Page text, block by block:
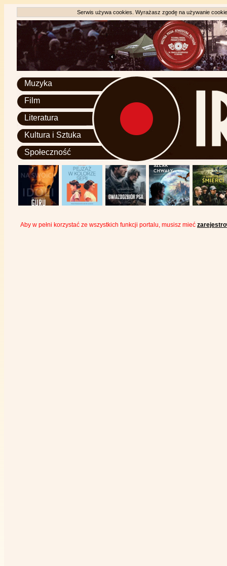
Serwis używa cookies. Wyrażasz zgodę na używanie
Muzyka
Film
Literatura
Kultura i Sztuka
Społeczność
Aby w pełni korzystać ze wszystkich funkcji portalu, musisz mieć